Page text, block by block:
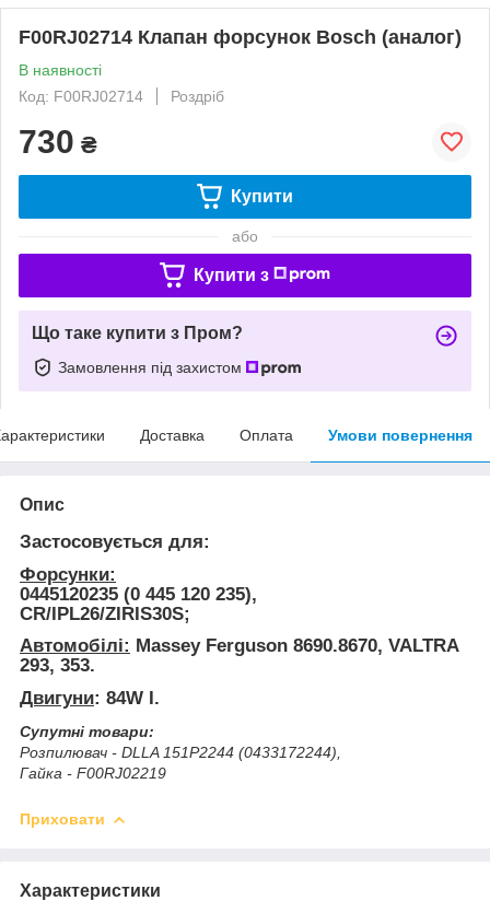
F00RJ02714 Клапан форсунок Bosch (аналог)
В наявності
Код: F00RJ02714
Роздріб
730 ₴
Купити
або
Купити з
Що таке купити з Пром?
Замовлення під захистом
Доставка Оплата Умови повернення
Опис
Застосовується для:
Форсунки:
0445120235 (0 445 120 235),
CR/IPL26/ZIRIS30S;
Автомобілі: Massey Ferguson 8690.8670, VALTRA
293, 353.
Двигуни: 84W I.
Супутні товари:
Розпилювач - DLLA 151P2244 (0433172244),
Гайка - F00RJ02219
Приховати
Характеристики